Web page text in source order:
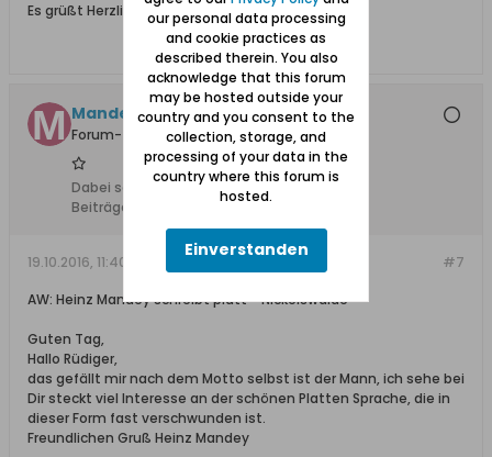
Es grüßt Herzlichst Heinz Mandey uit Neckelswohl
Mandey +08.03.22
Forum-Teilnehmer
Dabei seit:
08.02.2009
Beiträge:
#7
19.10.2016, 11:40
AW: Heinz Mandey schreibt platt - Nickelswalde
Guten Tag,
Hallo Rüdiger,
das gefällt mir nach dem Motto selbst ist der Mann, ich sehe bei
Dir steckt viel Interesse an der schönen Platten Sprache, die in
dieser Form fast verschwunden ist.
Freundlichen Gruß Heinz Mandey
our personal data processing
and cookie practices as
described therein. You also
acknowledge that this forum
may be hosted outside your
country and you consent to the
collection, storage, and
processing of your data in the
country where this forum is
hosted.
Einverstanden